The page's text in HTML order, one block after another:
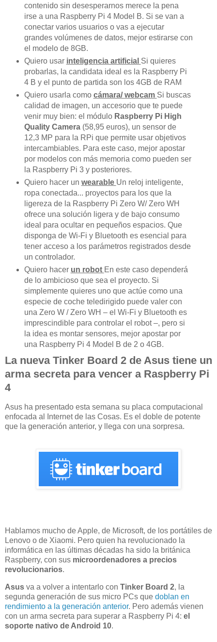
contenido sin desesperarnos merece la pena
irse a una Raspberry Pi 4 Model B. Si se van a
conectar varios usuarios o vas a ejecutar
grandes volúmenes de datos, mejor estirarse con
el modelo de 8GB.
Quiero usar inteligencia artificial Si quieres
probarlas, la candidata ideal es la Raspberry Pi
4 B y el punto de partida son los 4GB de RAM
Quiero usarla como cámara/ webcam Si buscas
calidad de imagen, un accesorio que te puede
venir muy bien: el módulo Raspberry Pi High
Quality Camera(58,95 euros), un sensor de
12,3 MP para la RPi que permite usar objetivos
intercambiables. Para este caso, mejor apostar
por modelos con más memoria como pueden ser
la Raspberry Pi 3 y posteriores.
Quiero hacer un wearable Un reloj inteligente,
ropa conectada... proyectos para los que la
ligereza de la Raspberry Pi Zero W/ Zero WH
ofrece una solución ligera y de bajo consumo
ideal para ocultar en pequeños espacios. Que
disponga de Wi-Fi y Bluetooth es esencial para
tener acceso a los parámetros registrados desde
un controlador.
Quiero hacer un robot En este caso dependerá
de lo ambicioso que sea el proyecto. Si
simplemente quieres uno que actúe como una
especie de coche teledirigido puede valer con
una Zero W / Zero WH – el Wi-Fi y Bluetooth es
imprescindible para controlar el robot –, pero si
la idea es montar sensores, mejor apostar por
una Raspberry Pi 4 Model B de 2 o 4GB.
La nueva Tinker Board 2 de Asus tiene un
arma secreta para vencer a Raspberry Pi
4
Asus ha presentado esta semana su placa computacional
enfocada al Internet de las Cosas. Es el doble de potente
que la generación anterior, y llega con una sorpresa.
Hablamos mucho de Apple, de Microsoft, de los portátiles de
Lenovo o de Xiaomi. Pero quien ha revolucionado la
informática en las últimas décadas ha sido la británica
Raspberry, con sus microordenadores a precios
revolucionarios.
Asus va a volver a intentarlo con Tinker Board 2, la
segunda generación de sus micro PCs que doblan en
rendimiento a la generación anterior. Pero además vienen
con un arma secreta para superar a Raspberry Pi 4: el
soporte nativo de Android 10.